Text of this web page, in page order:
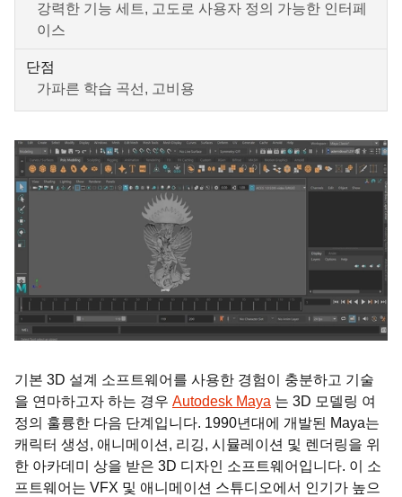
강력한 기능 세트, 고도로 사용자 정의 가능한 인터페
이스
단점
가파른 학습 곡선, 고비용
기본 3D 설계 소프트웨어를 사용한 경험이 충분하고 기술
을 연마하고자 하는 경우 Autodesk Maya 는 3D 모델링 여
정의 훌륭한 다음 단계입니다. 1990년대에 개발된 Maya는
캐릭터 생성, 애니메이션, 리깅, 시뮬레이션 및 렌더링을 위
한 아카데미 상을 받은 3D 디자인 소프트웨어입니다. 이 소
프트웨어는 VFX 및 애니메이션 스튜디오에서 인기가 높으